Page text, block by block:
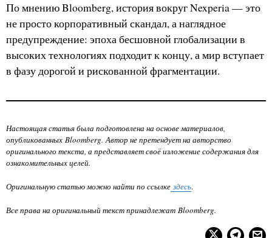
По мнению Bloomberg, история вокруг Nexperia — это
не просто корпоративный скандал, а наглядное
предупреждение: эпоха бесшовной глобализации в
высоких технологиях подходит к концу, а мир вступает
в фазу дорогой и рискованной фрагментации.
Настоящая статья была подготовлена на основе материалов,
опубликованных Bloomberg. Автор не претендует на авторство
оригинального текста, а представляет своё изложение содержания для
ознакомительных целей.
Оригинальную статью можно найти по ссылке здесь.
Все права на оригинальный текст принадлежат Bloomberg.